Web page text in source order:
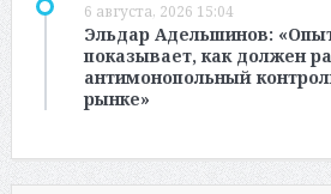
6 августа, 2026 15:04
Эльдар Адельшинов:
показывает, как должен
антимонопольный
рынке»